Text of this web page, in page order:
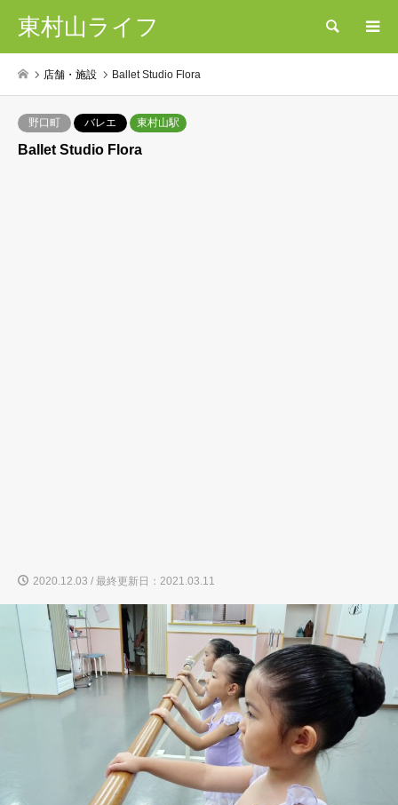
東村山ライフ 検索
店舗・施設 Ballet Studio Flora
野口町 バレエ 東村山駅
Ballet Studio Flora
2020.12.03 / 最終更新日：2021.03.11